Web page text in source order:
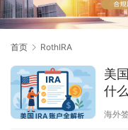
首页 RothIRA
美
什
海外